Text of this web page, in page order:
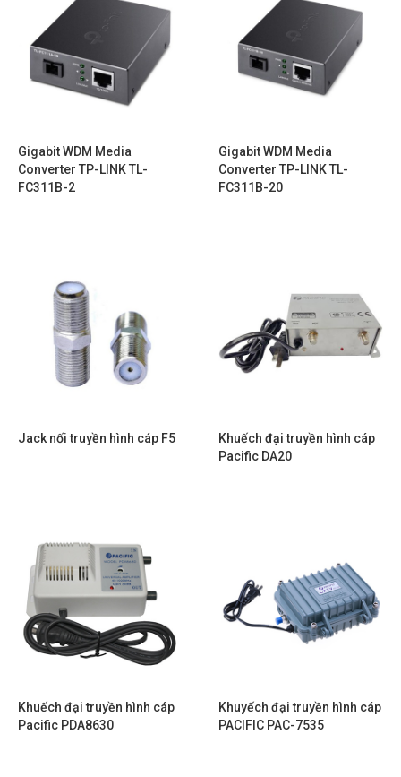
Gigabit WDM Media
Converter TP-LINK TL-
FC311B-2
Gigabit WDM Media
Converter TP-LINK TL-
FC311B-20
Jack nối truyền hình cáp F5
Khuếch đại truyền hình cáp
Pacific DA20
Khuếch đại truyền hình cáp
Pacific PDA8630
Khuyếch đại truyền hình cáp
PACIFIC PAC-7535